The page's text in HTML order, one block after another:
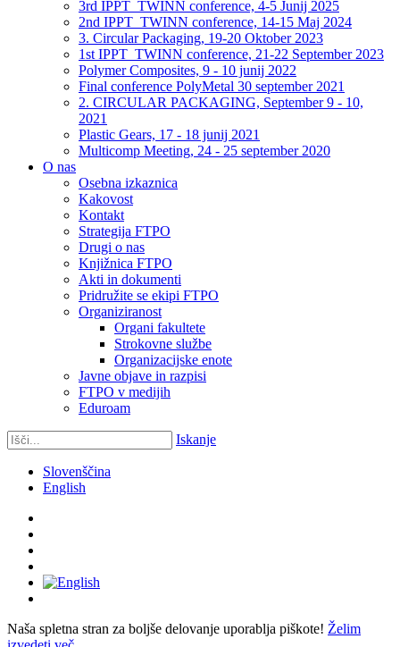
3rd IPPT_TWINN conference, 4-5 Junij 2025
2nd IPPT_TWINN conference, 14-15 Maj 2024
3. Circular Packaging, 19-20 Oktober 2023
1st IPPT_TWINN conference, 21-22 September 2023
Polymer Composites, 9 - 10 junij 2022
Final conference PolyMetal 30 september 2021
2. CIRCULAR PACKAGING, September 9 - 10,
2021
Plastic Gears, 17 - 18 junij 2021
Multicomp Meeting, 24 - 25 september 2020
O nas
Osebna izkaznica
Kakovost
Kontakt
Strategija FTPO
Drugi o nas
Knjižnica FTPO
Akti in dokumenti
Pridružite se ekipi FTPO
Organiziranost
Organi fakultete
Strokovne službe
Organizacijske enote
Javne objave in razpisi
FTPO v medijih
Eduroam
Iskanje
Slovenščina
English
Naša spletna stran za boljše delovanje uporablja piškote! Želim